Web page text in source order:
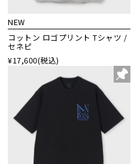
NEW
コットン ロゴプリント Tシャツ /
セネピ
¥17,600(税込)